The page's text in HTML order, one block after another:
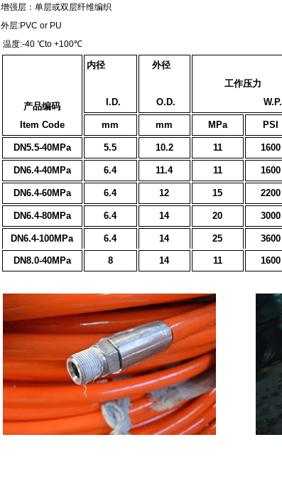
增强层：单层或双层纤维编织
外层:PVC or PU
温度:-40 ℃to +100℃
产品编码
Item Code
内径
I.D.
外径
O.D.
工作压力
W.P.
mm mm MPa PSI
DN5.5-40MPa 5.5 10.2 11 1600
DN6.4-40MPa 6.4 11.4 11 1600
DN6.4-60MPa 6.4 12 15 2200
DN6.4-80MPa 6.4 14 20 3000
DN6.4-100MPa 6.4 14 25 3600
DN8.0-40MPa 8 14 11 1600